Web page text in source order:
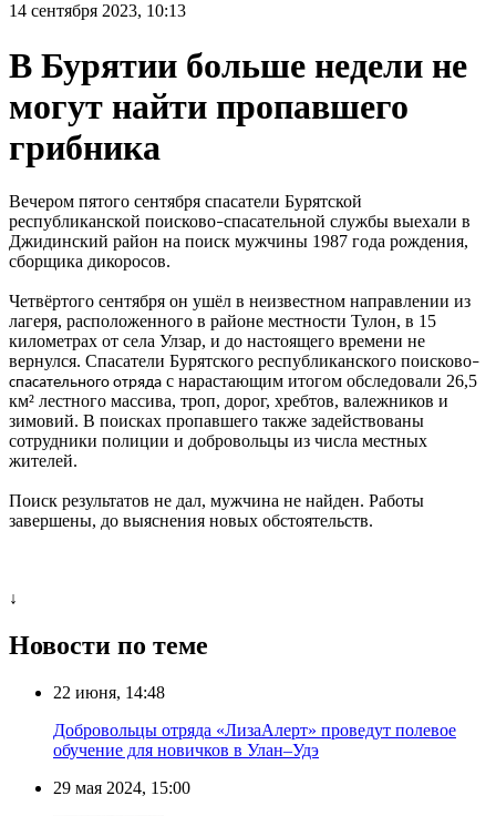
14 сентября 2023, 10:13
В Бурятии больше недели не
могут найти пропавшего
грибника
Вечером пятого сентября спасатели Бурятской
республиканской поисково–спасательной службы выехали в
Джидинский район на поиск мужчины 1987 года рождения,
сборщика дикоросов.
Четвёртого сентября он ушёл в неизвестном направлении из
лагеря, расположенного в районе местности Тулон, в 15
километрах от села Улзар, и до настоящего времени не
вернулся. Спасатели Бурятского республиканского поисково–
спасательного отряда с нарастающим итогом обследовали 26,5
км² лестного массива, троп, дорог, хребтов, валежников и
зимовий. В поисках пропавшего также задействованы
сотрудники полиции и добровольцы из числа местных
жителей.
Поиск результатов не дал, мужчина не найден. Работы
завершены, до выяснения новых обстоятельств.
↓
Новости по теме
22 июня, 14:48
Добровольцы отряда «ЛизаАлерт» проведут полевое
обучение для новичков в Улан–Удэ
29 мая 2024, 15:00